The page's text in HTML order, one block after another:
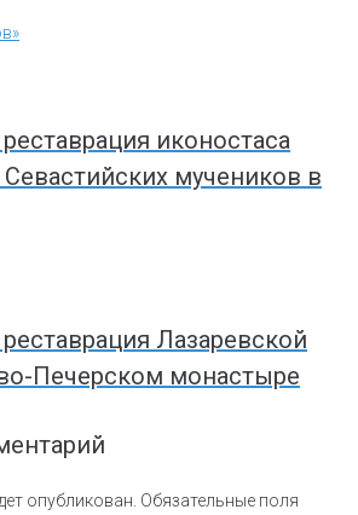
иконостаса
мучеников в
Лазаревской
Печерском монастыре
опубликован. Обязательные поля